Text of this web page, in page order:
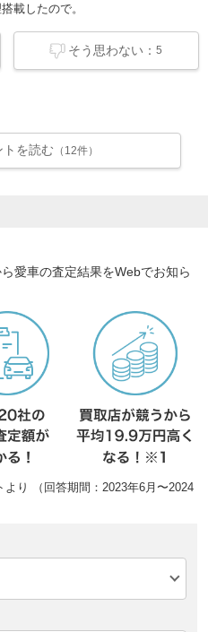
載したので。
そう思わない：5
を読む （12件）
愛車の査定結果をWebでお知ら
り （回答期間：2023年6月〜2024